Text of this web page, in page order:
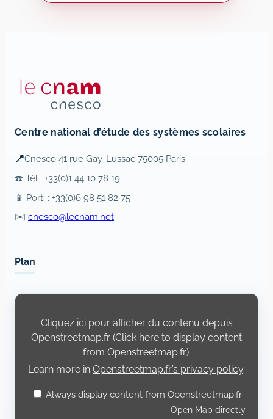
Centre national d’étude des systèmes scolaires
📍Cnesco 41 rue Gay-Lussac 75005 Paris
☎️ Tél : +33(0)1 44 10 78 19
📱 Port. : +33(0)6 98 51 82 75
✉️ cnesco@lecnam.net
Plan
Display
Openstreetmap.fr
Cliquez ici pour afficher du contenu depuis
Openstreetmap.fr (Click here to display content
from Openstreetmap.fr).
Learn more in Openstreetmap.fr’s privacy policy.
Always display content from Openstreetmap.fr
Open Map directly